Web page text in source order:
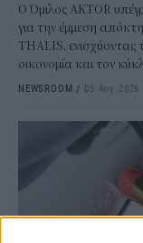
Ο Όμιλος AKTOR
για την έμμεση
THALIS, ενισχύοντας
οικονομία και τον
NEWSROOM / 05 Αυγ 2026